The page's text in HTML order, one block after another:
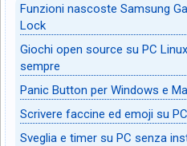
Funzioni nascoste Samsung
Lock
Giochi open source su PC
sempre
Panic Button per Windows e
Scrivere faccine ed emoji su
Sveglia e timer su PC senza